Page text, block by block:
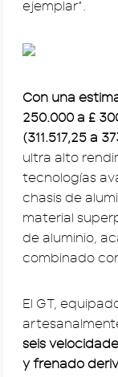
ejemplar”.
Con una
250.000 a £
(311.517,25 a
ultra alto
tecnologías
chasis de
material
de aluminio,
combinado
El GT,
seis
y frenado